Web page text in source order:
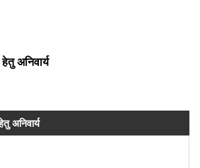
अनिवार्य
अनिवार्य